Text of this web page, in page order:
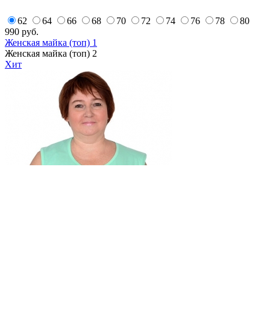
62 64 66 68 70 72 74 76 78
80
990 руб.
Женская майка (топ) 1
Женская майка (топ) 2
Хит